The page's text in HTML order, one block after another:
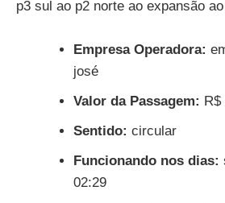
p3 sul ao p2 norte ao expansão
Empresa Operadora:
josé
Valor da Passagem: R$
Sentido: circular
Funcionando nos dias:
02:29